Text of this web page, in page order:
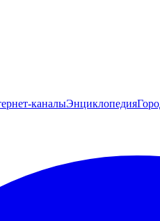
каналыЭнциклопедия